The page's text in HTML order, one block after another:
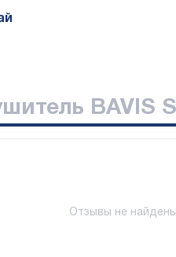
BAVIS
Отзывы не найдены